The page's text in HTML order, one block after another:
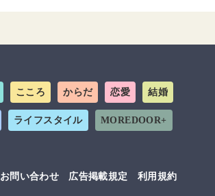
こころ からだ 恋愛 結婚
ライフスタイル MOREDOOR+
お問い合わせ 広告掲載規定
利用規約